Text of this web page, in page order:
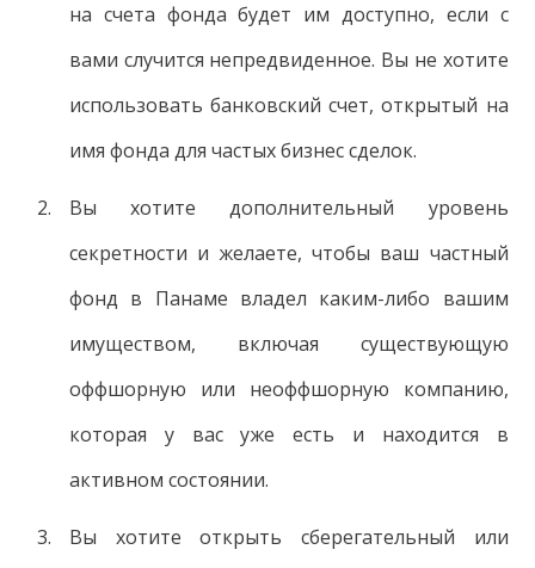
на счета фонда будет им доступно, если с
вами случится непредвиденное. Вы не хотите
использовать банковский счет, открытый на
имя фонда для частых бизнес сделок.
Вы хотите дополнительный уровень
секретности и желаете, чтобы ваш частный
фонд в Панаме владел каким-либо вашим
имуществом, включая существующую
оффшорную или неоффшорную компанию,
которая у вас уже есть и находится в
активном состоянии.
Вы хотите открыть сберегательный или